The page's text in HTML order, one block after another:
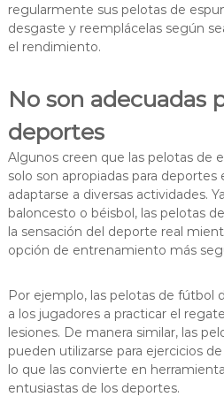
regularmente sus pelotas de
desgaste y reemplácelas según
el rendimiento.
No son adecuadas
deportes
Algunos creen que las pelotas de
solo son apropiadas para
adaptarse a diversas actividades.
baloncesto o béisbol, las pelotas
la sensación del deporte real
opción de entrenamiento más
Por ejemplo, las pelotas de fútbol
a los jugadores a practicar el
lesiones. De manera similar, las
pueden utilizarse para ejercicios
lo que las convierte en
entusiastas de los deportes.